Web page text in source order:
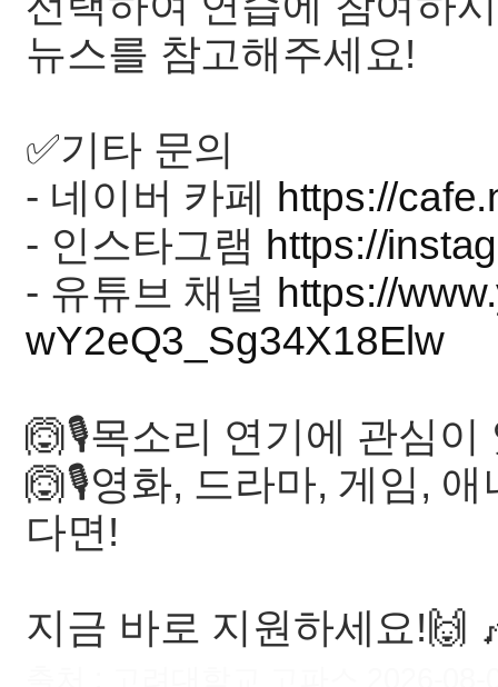
뉴스를 참고해주세요!
✅️기타 문의
- 네이버 카페
https://
- 인스타그램 https://
- 유튜브 채널 https://
wY2eQ3_Sg34X18Elw
🙆🎙목소리 연기에 관심이
🙆🎙영화, 드라마, 게임,
다면!
지금 바로 지원하세요!🙌